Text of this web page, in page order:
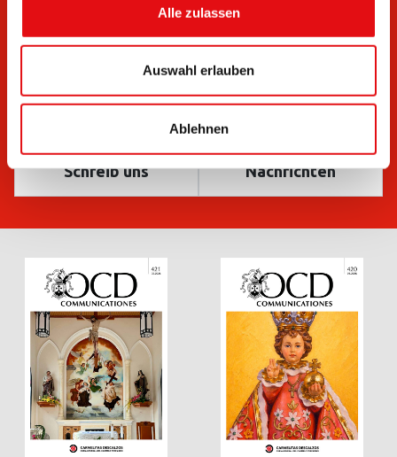
Alle zulassen
Auswahl erlauben
Ablehnen
Schreib uns Nachrichten